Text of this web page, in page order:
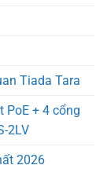
Tiada Tara
PoE + 4 cổng
2LV
2026